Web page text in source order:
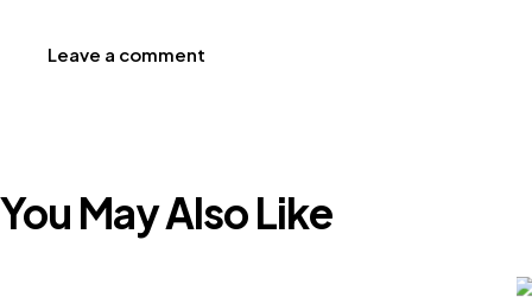
You May Also Like